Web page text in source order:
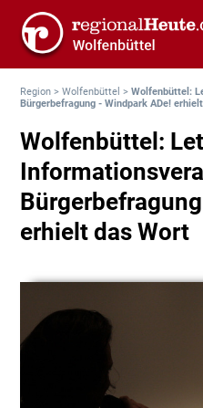
Region >Wolfenbüttel >Wolfenbüttel:
Bürgerbefragung - Windpark ADe!
Wolfenbüttel:
erhielt das Wort